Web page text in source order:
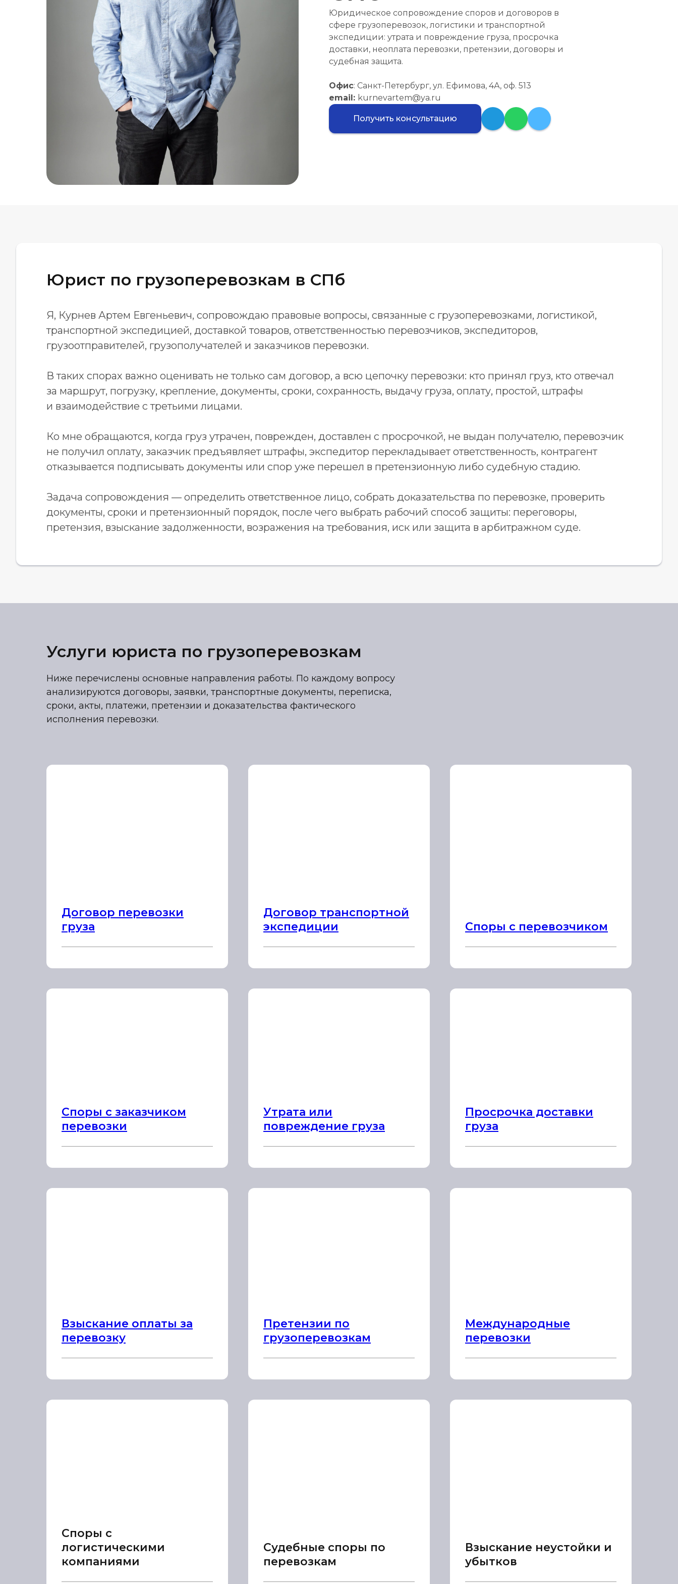
Юридическое сопровождение споров и договоров в
сфере грузоперевозок, логистики и транспортной
экспедиции: утрата и повреждение груза, просрочка
доставки, неоплата перевозки, претензии, договоры и
судебная защита.
Офис: Санкт-Петербург, ул. Ефимова, 4А, оф. 513
email: kurnevartem@ya.ru
Получить консультацию
Юрист по грузоперевозкам в СПб
Я, Курнев Артем Евгеньевич, сопровождаю правовые вопросы, связанные с грузоперевозками, логистикой,
транспортной экспедицией, доставкой товаров, ответственностью перевозчиков, экспедиторов,
грузоотправителей, грузополучателей и заказчиков перевозки.
В таких спорах важно оценивать не только сам договор, а всю цепочку перевозки: кто принял груз, кто отвечал
за маршрут, погрузку, крепление, документы, сроки, сохранность, выдачу груза, оплату, простой, штрафы
и взаимодействие с третьими лицами.
Ко мне обращаются, когда груз утрачен, поврежден, доставлен с просрочкой, не выдан получателю, перевозчик
не получил оплату, заказчик предъявляет штрафы, экспедитор перекладывает ответственность, контрагент
отказывается подписывать документы или спор уже перешел в претензионную либо судебную стадию.
Задача сопровождения — определить ответственное лицо, собрать доказательства по перевозке, проверить
документы, сроки и претензионный порядок, после чего выбрать рабочий способ защиты: переговоры,
претензия, взыскание задолженности, возражения на требования, иск или защита в арбитражном суде.
Услуги юриста по грузоперевозкам
Ниже перечислены основные направления работы. По каждому вопросу
анализируются договоры, заявки, транспортные документы, переписка,
сроки, акты, платежи, претензии и доказательства фактического
исполнения перевозки.
Договор перевозки
груза
Договор транспортной
экспедиции
Споры с перевозчиком
Споры с заказчиком
перевозки
Утрата или
повреждение груза
Просрочка доставки
груза
Взыскание оплаты за
перевозку
Претензии по
грузоперевозкам
Международные
перевозки
Споры с
логистическими
компаниями
Судебные споры по
перевозкам
Взыскание неустойки и
убытков